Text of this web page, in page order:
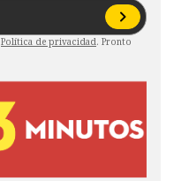
Política de privacidad. Pronto